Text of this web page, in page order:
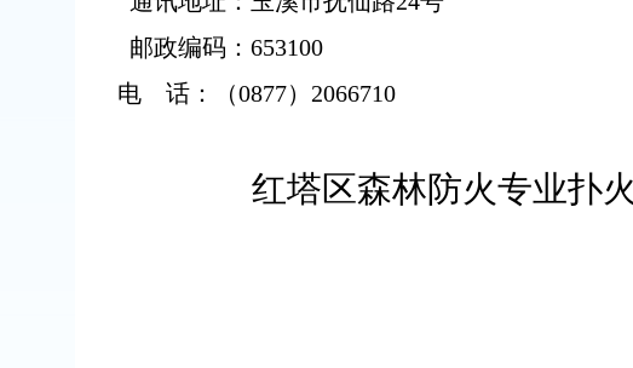
邮政编码： 653100
电
话： （0877）2066710
红塔区森林防火专业扑